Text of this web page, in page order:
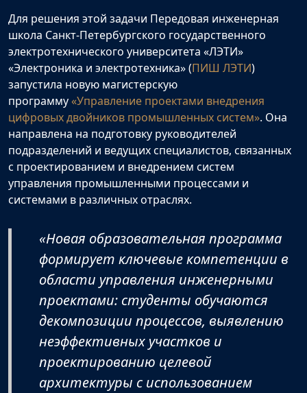
Для решения этой задачи Передовая инженерная
школа Санкт-Петербургского государственного
электротехнического университета «ЛЭТИ»
«Электроника и электротехника» (ПИШ ЛЭТИ)
запустила новую магистерскую
программу«Управление проектами внедрения
цифровых двойников промышленных систем». Она
направлена на подготовку руководителей
подразделений и ведущих специалистов, связанных
с проектированием и внедрением систем
управления промышленными процессами и
системами в различных отраслях.
«Новая образовательная программа
формирует ключевые компетенции в
области управления инженерными
проектами: студенты обучаются
декомпозиции процессов, выявлению
неэффективных участков и
проектированию целевой
архитектуры с использованием